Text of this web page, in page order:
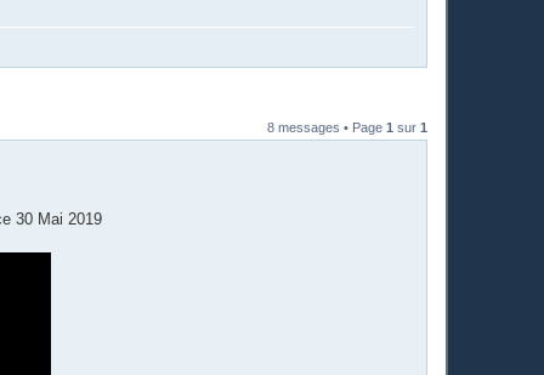
8 messages • Page 1 sur 1
30 Mai 2019